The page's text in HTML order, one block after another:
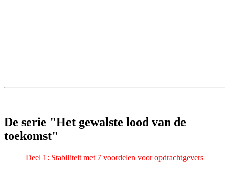
De serie "Het gewalste lood van de
toekomst"
Deel 1: Stabiliteit met 7 voordelen voor opdrachtgevers